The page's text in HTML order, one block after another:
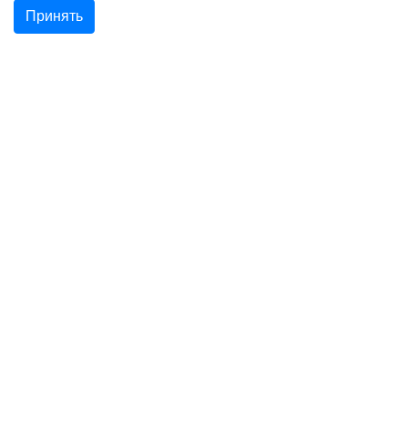
Принять